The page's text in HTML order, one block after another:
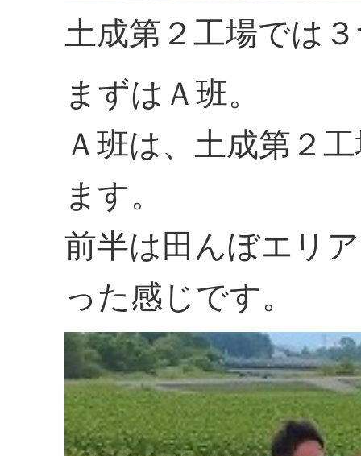
土成第２工場では
まずはＡ班。
Ａ班は、土成第２
ます。
前半は田んぼエリ
った感じです。